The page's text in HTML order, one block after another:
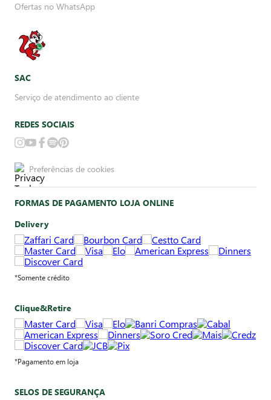
Ofertas no WhatsApp
SAC
Serviço de atendimento ao cliente
REDES SOCIAIS
Preferências de cookies
FORMAS DE PAGAMENTO LOJA ONLINE
Delivery
*Somente crédito
Clique&Retire
*Pagamento em loja
SELOS DE SEGURANÇA